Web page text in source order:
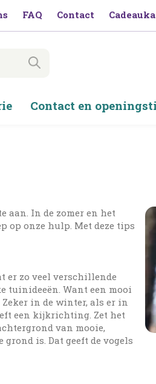
FAQ Contact
Contact en
aan. In de zomer en het
op onze hulp. Met deze tips
er zo veel verschillende
tuinideeën. Want een mooi
in de winter, als er in
een kijkrichting. Zet het
van mooie,
is. Dat geeft de vogels